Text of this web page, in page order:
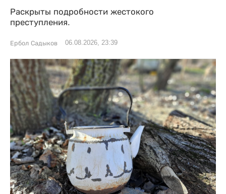
Раскрыты подробности жестокого
преступления.
Ербол Садыков 06.08.2026, 23:39